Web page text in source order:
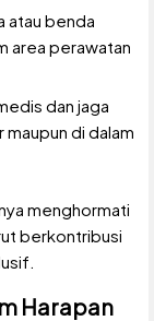
atau benda
area perawatan
dan jaga
di dalam
menghormati
berkontribusi
Harapan